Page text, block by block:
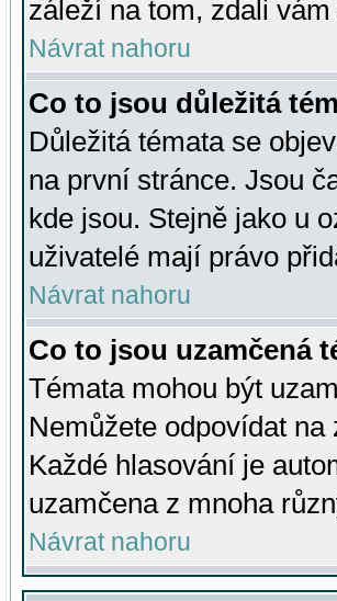
záleží na tom, zdali
Návrat nahoru
Co to jsou důležitá
Důležitá témata se
na první stránce. Jsou
kde jsou. Stejně jako u
uživatelé mají právo
Návrat nahoru
Co to jsou uzamčená
Témata mohou být
Nemůžete odpovídat
Každé hlasování je
uzamčena z mnoha
Návrat nahoru